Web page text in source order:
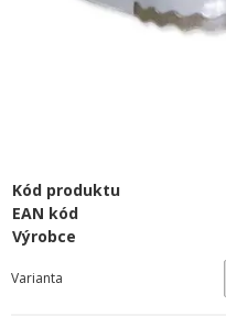
Kód produktu
EAN kód
Výrobce
Varianta